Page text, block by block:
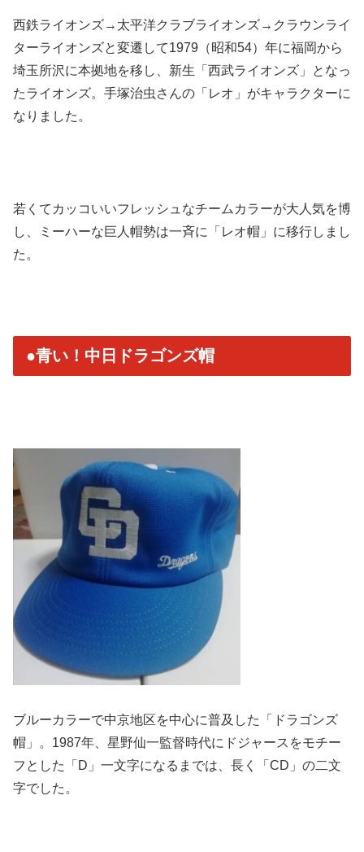
西鉄ライオンズ→太平洋クラブライオンズ→クラウンライ
ターライオンズと変遷して1979（昭和54）年に福岡から
埼玉所沢に本拠地を移し、 新生「西武ライオンズ」となっ
たライオンズ。手塚治虫さんの「 レオ」がキャラクターに
なりました。
若くてカッコいいフレッシュなチームカラーが大人気を博
し、
ミーハーな巨人帽勢は一斉に「レオ帽」に移行しまし
た。
●青い！中日ドラゴンズ帽
ブルーカラーで中京地区を中心に普及した「ドラゴンズ
帽」。1987年、星野仙一監督時代にドジャースをモチー
フとした「D」 一文字になるまでは、長く「CD」の二文
字でした。